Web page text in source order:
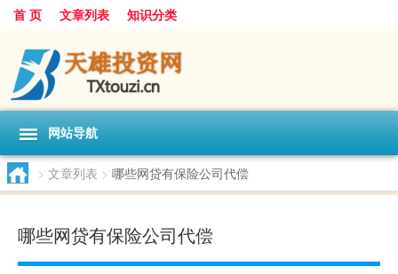
首 页 文章列表 知识分类
网站导航
> 文章列表 > 哪些网贷有保险公司代偿
哪些网贷有保险公司代偿